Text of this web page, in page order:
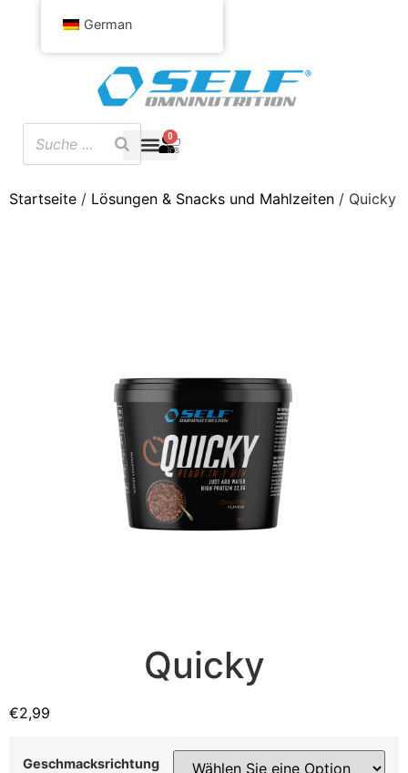
0
Startseite / Lösungen & Snacks und Mahlzeiten / Quicky
Quicky
€2,99
Geschmacksrichtung
German